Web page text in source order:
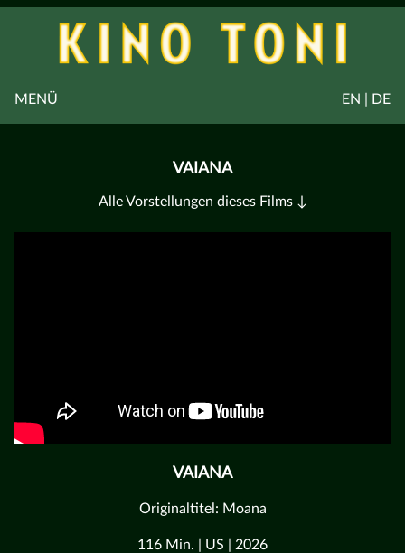
EN | DE
MENÜ
VAIANA
Alle Vorstellungen dieses Films ↓
VAIANA
Originaltitel: Moana
116 Min. | US | 2026